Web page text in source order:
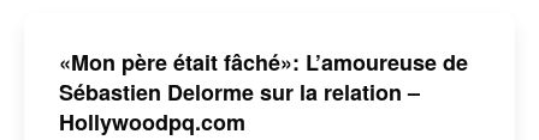
«Mon père était fâché»: L’amoureuse de
Sébastien Delorme sur la relation –
Hollywoodpq.com